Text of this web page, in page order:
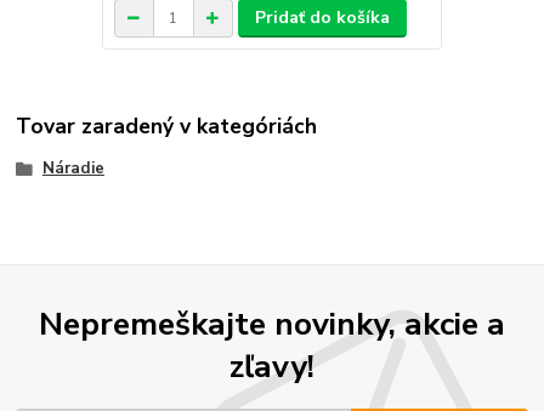
Pridať do košíka
Tovar zaradený v kategóriách
Náradie
Nepremeškajte novinky, akcie a
zľavy!